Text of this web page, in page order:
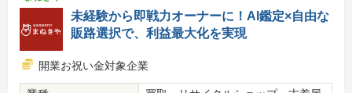
未経験から即戦力オーナーに！AI鑑定×自由な
販路選択で、利益最大化を実現
開業お祝い金対象企業